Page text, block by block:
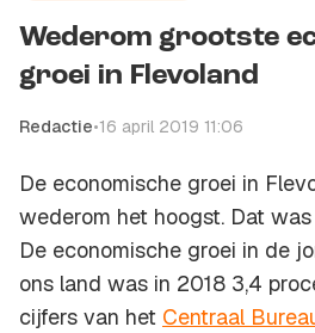
Wederom grootste
groei in Flevoland
Redactie•16 april 2019 11:06
De economische groei in
wederom het hoogst. Dat
De economische groei in de
ons land was in 2018 3,4
cijfers van het Centraal